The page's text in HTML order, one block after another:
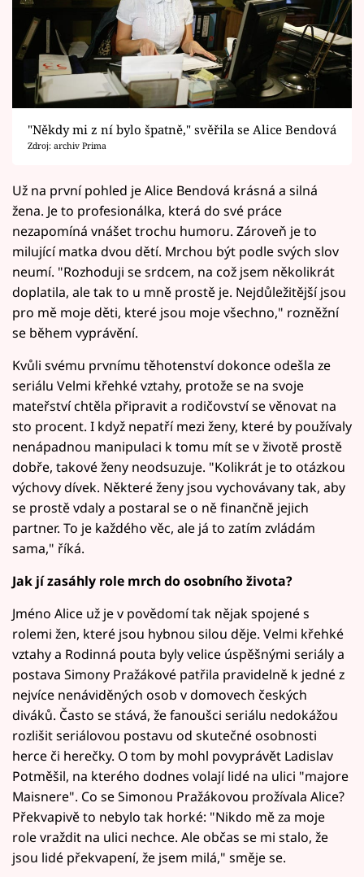
"Někdy mi z ní bylo špatně," svěřila se Alice Bendová
Zdroj: archiv Prima
Už na první pohled je Alice Bendová krásná a silná
žena. Je to profesionálka, která do své práce
nezapomíná vnášet trochu humoru. Zároveň je to
milující matka dvou dětí. Mrchou být podle svých slov
neumí. "Rozhoduji se srdcem, na což jsem několikrát
doplatila, ale tak to u mně prostě je. Nejdůležitější jsou
pro mě moje děti, které jsou moje všechno," rozněžní
se během vyprávění.
Kvůli svému prvnímu těhotenství dokonce odešla ze
seriálu Velmi křehké vztahy, protože se na svoje
mateřství chtěla připravit a rodičovství se věnovat na
sto procent. I když nepatří mezi ženy, které by používaly
nenápadnou manipulaci k tomu mít se v životě prostě
dobře, takové ženy neodsuzuje. "Kolikrát je to otázkou
výchovy dívek. Některé ženy jsou vychovávany tak, aby
se prostě vdaly a postaral se o ně finančně jejich
partner. To je každého věc, ale já to zatím zvládám
sama," říká.
Jak jí zasáhly role mrch do osobního života?
Jméno Alice už je v povědomí tak nějak spojené s
rolemi žen, které jsou hybnou silou děje. Velmi křehké
vztahy a Rodinná pouta byly velice úspěšnými seriály a
postava Simony Pražákové patřila pravidelně k jedné z
nejvíce nenáviděných osob v domovech českých
diváků. Často se stává, že fanoušci seriálu nedokážou
rozlišit seriálovou postavu od skutečné osobnosti
herce či herečky. O tom by mohl povyprávět Ladislav
Potměšil, na kterého dodnes volají lidé na ulici "majore
Maisnere". Co se Simonou Pražákovou prožívala Alice?
Překvapivě to nebylo tak horké: "Nikdo mě za moje
role vraždit na ulici nechce. Ale občas se mi stalo, že
jsou lidé překvapení, že jsem milá," směje se.